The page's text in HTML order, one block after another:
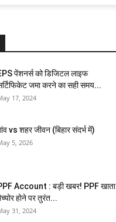
पेंशनर्स को डिजिटल लाइफ
जमा करने का सही समय...
17, 2024
vs शहर जीवन (बिहार संदर्भ में)
5, 2026
Account : बड़ी खबर! PPF खाता
होने पर तुरंत...
31, 2024